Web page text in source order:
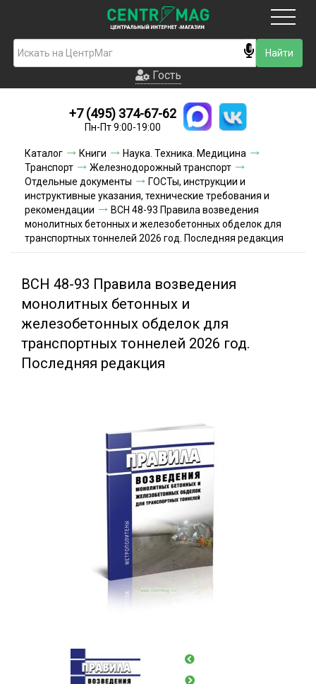
Гость
Новинки
Условия доставки
Условия оплаты
Контакты
Акции и скидки
Гость
+7 (495) 374-67-62
Пн-Пт 9:00-19:00
Каталог Книги
Наука. Техника. Медицина
Транспорт
Железнодорожный транспорт
Отдельные документы
ГОСТы, инструкции и
инструктивные указания, технические требования и
рекомендации
ВСН 48-93 Правила возведения
монолитных бетонных и железобетонных обделок для
транспортных тоннелей 2026 год. Последняя редакция
ВСН 48-93 Правила возведения
монолитных бетонных и
железобетонных обделок для
транспортных тоннелей 2026 год.
Последняя редакция